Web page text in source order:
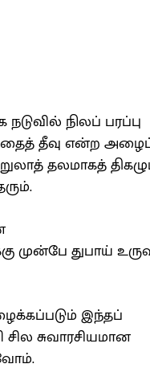
நடுவில் நிலப் பரப்பு
தீவு என்ற
தலமாகத்
முன்பே துபாய்
இந்தப்
சில சுவாரசியமான